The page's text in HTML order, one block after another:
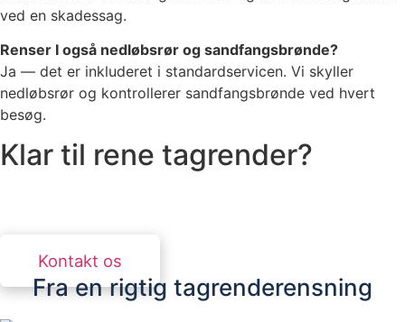
ved en skadessag.
Renser I også nedløbsrør og sandfangsbrønde?
Ja — det er inkluderet i standardservicen. Vi skyller
nedløbsrør og kontrollerer sandfangsbrønde ved hvert
besøg.
Klar til rene tagrender?
Kontakt os
Fra en rigtig tagrenderensning